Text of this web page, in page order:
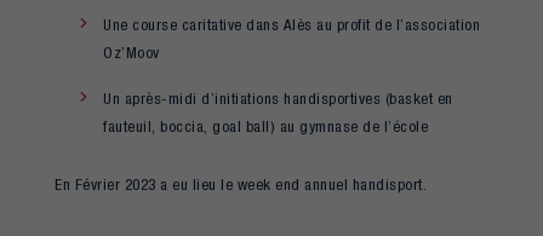
Une course caritative dans Alès au profit de l’association
Oz’Moov
Un après-midi d’initiations handisportives (basket en
fauteuil, boccia, goal ball) au gymnase de l’école
En Février 2023 a eu lieu le week end annuel handisport.